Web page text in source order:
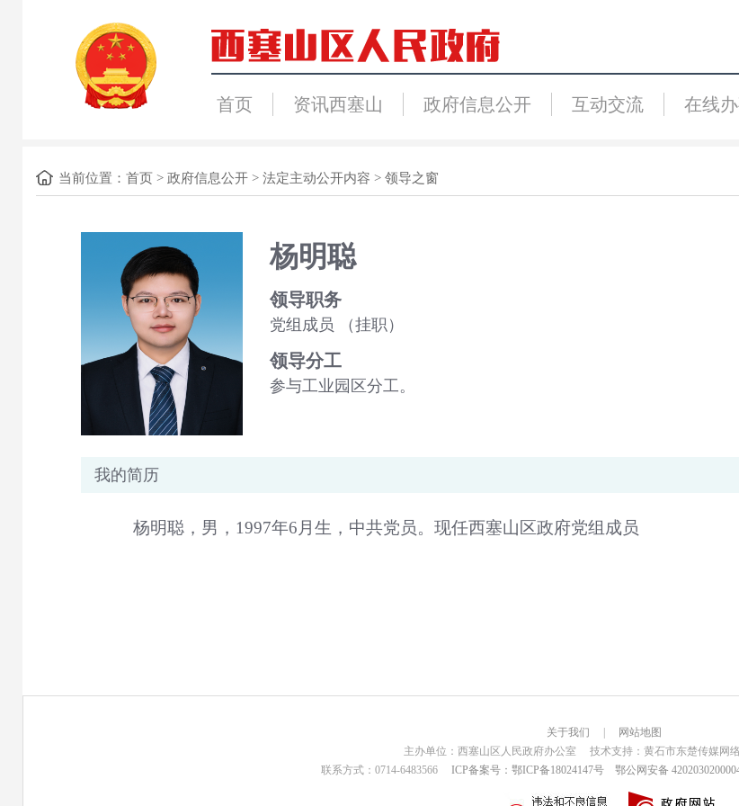
首页 资讯西塞山 政府信息公开 互动交流 在线
当前位置： 首页> 政府信息公开> 法定主动公开内容 > 领导之窗
杨明聪
领导职务
党组成员 （挂职）
领导分工
参与工业园区分工。
我的简历
杨明聪，男，1997年6月生，中共党员。现任西塞山区政府党组成员
关于我们
网站地图
主办单位：西塞山区人民政府办公室 技术支持：黄石市东楚传媒网
联系方式：0714-6483566 ICP备案号：鄂ICP备18024147号 鄂公网安备